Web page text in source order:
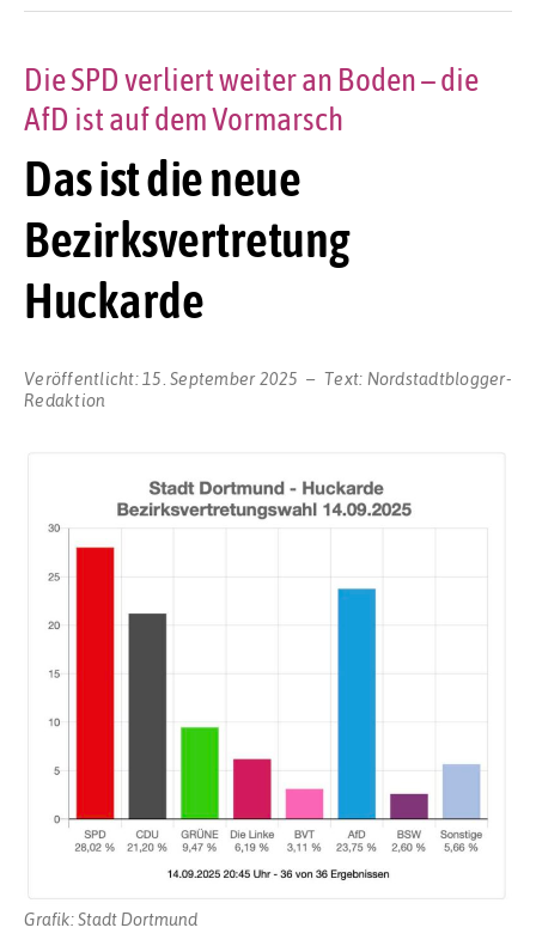
Das ist die neue
Bezirksvertretung
Huckarde
Die SPD verliert weiter an Boden – die
AfD ist auf dem Vormarsch
Veröffentlicht: 15. September 2025 Text: Nordstadtblogger-
Redaktion
Grafik: Stadt Dortmund